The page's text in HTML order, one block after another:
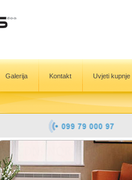
Galerija Kontakt Uvjeti kupnje